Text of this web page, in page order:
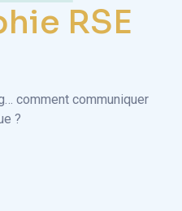
RSE
comment communiquer
?